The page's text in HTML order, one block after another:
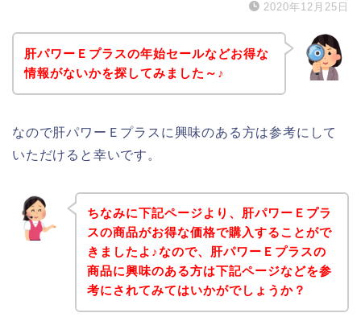
2020年12月25日
肝パワーＥプラスの年始セールなどお得な
情報がないかを探してみました～♪
なので肝パワーＥプラスに興味のある方は参考にして
いただけると幸いです。
ちなみに下記ページより、肝パワーＥプラ
スの商品がお得な価格で購入することがで
きましたよ♪なので、肝パワーＥプラスの
商品に興味のある方は下記ページなどを参
考にされてみてはいかがでしょうか？